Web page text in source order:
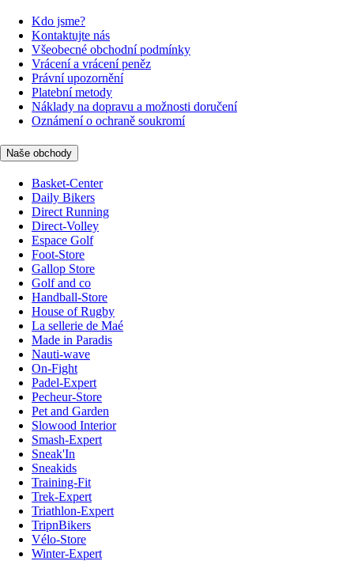
Kdo jsme?
Kontaktujte nás
Všeobecné obchodní podmínky
Vrácení a vrácení peněz
Právní upozornění
Platební metody
Náklady na dopravu a možnosti doručení
Oznámení o ochraně soukromí
Naše obchody
Basket-Center
Daily Bikers
Direct Running
Direct-Volley
Espace Golf
Foot-Store
Gallop Store
Golf and co
Handball-Store
House of Rugby
La sellerie de Maé
Made in Paradis
Nauti-wave
On-Fight
Padel-Expert
Pecheur-Store
Pet and Garden
Slowood Interior
Smash-Expert
Sneak'In
Sneakids
Training-Fit
Trek-Expert
Triathlon-Expert
TripnBikers
Vélo-Store
Winter-Expert